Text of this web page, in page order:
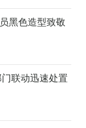
黑色造型致敬
联动迅速处置